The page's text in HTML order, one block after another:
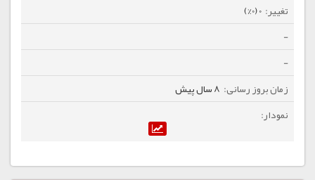
0 (0%)
-
-
8 سال پیش